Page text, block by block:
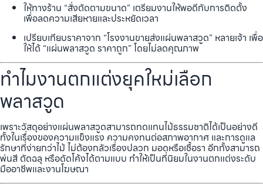
ให้ทางร้าน “สั่งตัดตามขนาด” เตรียมงานให้พอดีกับการติดตั้ง
เพื่อลดความเสียหายและประหยัดเวลา
เปรียบเทียบราคาจาก “โรงงานขายส่งแผ่นพลาสวูด” หลายเจ้า เพื่อ
ให้ได้ “แผ่นพลาสวูด ราคาถูก” โดยไม่ลดคุณภาพ
ทำไมงานตกแต่งยุคใหม่เลือก
พลาสวูด
เพราะวัสดุอย่างแผ่นพลาสวูดสามารถทดแทนไม้ธรรมชาติได้เป็นอย่างดี
ทั้งในเรื่องของความแข็งแรง ความคงทนต่อสภาพอากาศ และการดูแล
รักษาที่ง่ายกว่าไม้ ไม่ต้องกลัวเรื่องปลวก มอดหรือเชื้อรา อีกทั้งสามารถ
พ่นสี ตัดฉลุ หรือดัดโค้งได้ตามแบบ ทำให้เป็นที่นิยมในงานตกแต่งระดับ
มืออาชีพและงานโฆษณา